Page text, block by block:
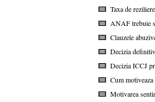
Taxa de
ANAF trebuie
Clauzele
Decizia
Decizia ICCJ
Cum
Motivarea